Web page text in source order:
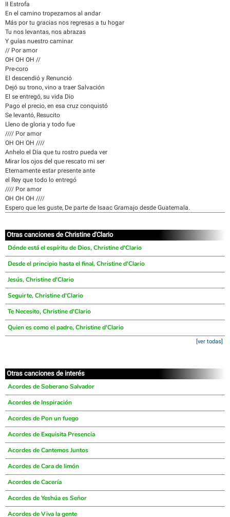
II Estrofa
En el camino tropezamos al andar
Más por tu gracias nos regresas a tu hogar
Tu nos levantas, nos abrazas
Y guías nuestro caminar
// Por amor
OH OH OH //
Pre-coro
El descendió y Renunció
Dejó su trono, vino a traer Salvación
El se entregó, su vida Dio
Pago el precio, en esa cruz conquistó
Se levantó, Resucito
Lleno de gloria y todo fue
//// Por amor
OH OH OH ////
Anhelo el Día que tu rostro pueda ver
Mirar los ojos del que rescato mi ser
Eternamente estar presente ante
el Rey que todo lo entregó
//// Por amor
OH OH OH ////
Espero que les guste, De parte de Isaac Gramajo desde Guatemala.
Otras canciones de Christine d'Clario
Dónde está el espíritu de Dios, Christine d'Clario
Desde el principio hasta el final, Christine d'Clario
Jesús, Christine d'Clario
Seguirte, Christine d'Clario
Te Necesito, Christine d'Clario
Quien es como el padre, Christine d'Clario
[ver todas]
Otras canciones de interés
Acordes de Soberano Salvador
Acordes de Inspiración
Acordes de Pon un fuego
Acordes de Exquisita Presencia
Acordes de Cantemos Juntos
Acordes de Cara de limón
Acordes de Cacería
Acordes de Yeshúa es Señor
Acordes de Viva la gente